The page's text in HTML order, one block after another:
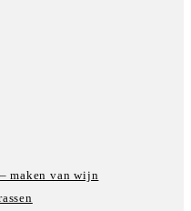
maken van wijn